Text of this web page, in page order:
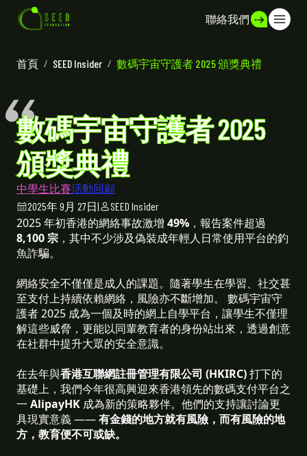
聯絡我們
首頁 / SEED Insider / 數碼宇宙守護者 2025 頒獎典禮
數碼宇宙守護者 2025
頒獎典禮
中學生比賽活動回顧
2025年 9月 27日| SEED Insider
2025 年初香港的網絡事故激增 49% ，報告案件超過
8,100 宗 ，其中不少涉及偽裝成年輕人日常使用平台的釣
魚詐騙。
網絡安全不僅僅是成人的課題。隨著學生在學習、社交甚
至支付上持續依賴網絡，風險亦不斷增加。 數碼宇宙守
護者 2025 成為一個及時的網上自學平台，讓學生不僅理
解這些威脅，更能以同輩教育者的身份站出來，透過創意
在社群中提升大眾的安全意識。
在去年與香港互聯網註冊管理有限公司 (HKIRC)打下的
基礎上，我們今年很高興迎來香港領先的數碼支付平台之
一 AlipayHK 成為新的策略夥伴。他們的支持讓討論更
具現實意義 ——有金錢的地方就有風險，而有風險的地
方，教育便不可或缺。